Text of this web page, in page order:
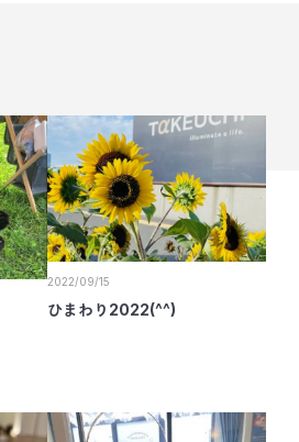
2022/09/15
ひまわり2022(^^)